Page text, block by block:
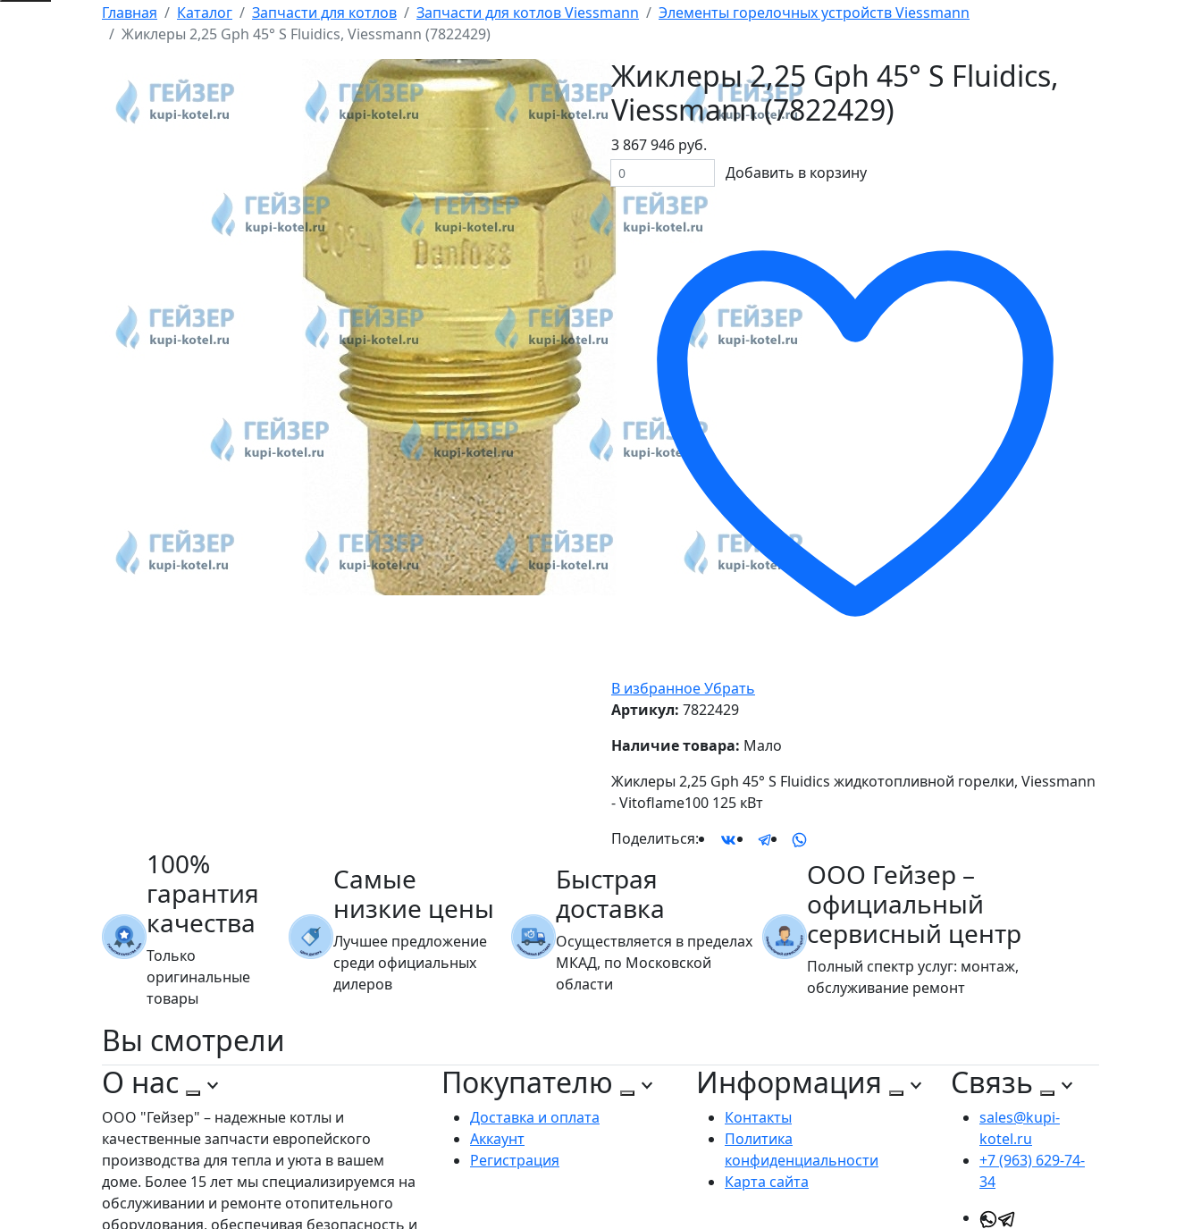
Главная Каталог Запчасти для котлов Запчасти для котлов Viessmann
Элементы горелочных устройств Viessmann
Жиклеры 2,25 Gph 45° S Fluidics, Viessmann (7822429)
Жиклеры 2,25 Gph 45° S Fluidics,
Viessmann (7822429)
3 867 946 руб.
Добавить в корзину
В избранноеУбрать
Артикул: 7822429
Наличие товара: Мало
Жиклеры 2,25 Gph 45° S Fluidics жидкотопливной горелки, Viessmann
- Vitoflame100 125 кВт
Поделиться:
100%
гарантия
качества
Только
оригинальные
товары
Самые
низкие цены
Лучшее предложение
среди официальных
дилеров
Быстрая
доставка
Осуществляется в пределах
МКАД, по Московской
области
ООО Гейзер –
официальный
сервисный центр
Полный спектр услуг: монтаж,
обслуживание ремонт
Вы смотрели
О нас
ООО "Гейзер" – надежные котлы и
качественные запчасти европейского
производства для тепла и уюта в вашем
доме. Более 15 лет мы специализируемся на
обслуживании и ремонте отопительного
оборудования, обеспечивая безопасность и
Покупателю
Доставка и оплата
Аккаунт
Регистрация
Информация
Контакты
Политика
конфиденциальности
Карта сайта
Связь
sales@kupi-
kotel.ru
+7 (963) 629-74-
34